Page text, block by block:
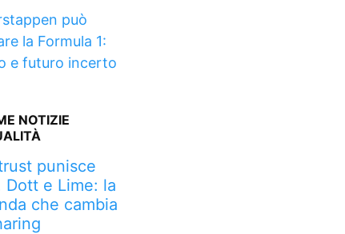
può
la Formula 1:
e futuro incerto
NOTIZIE
punisce
Dott e Lime: la
che cambia